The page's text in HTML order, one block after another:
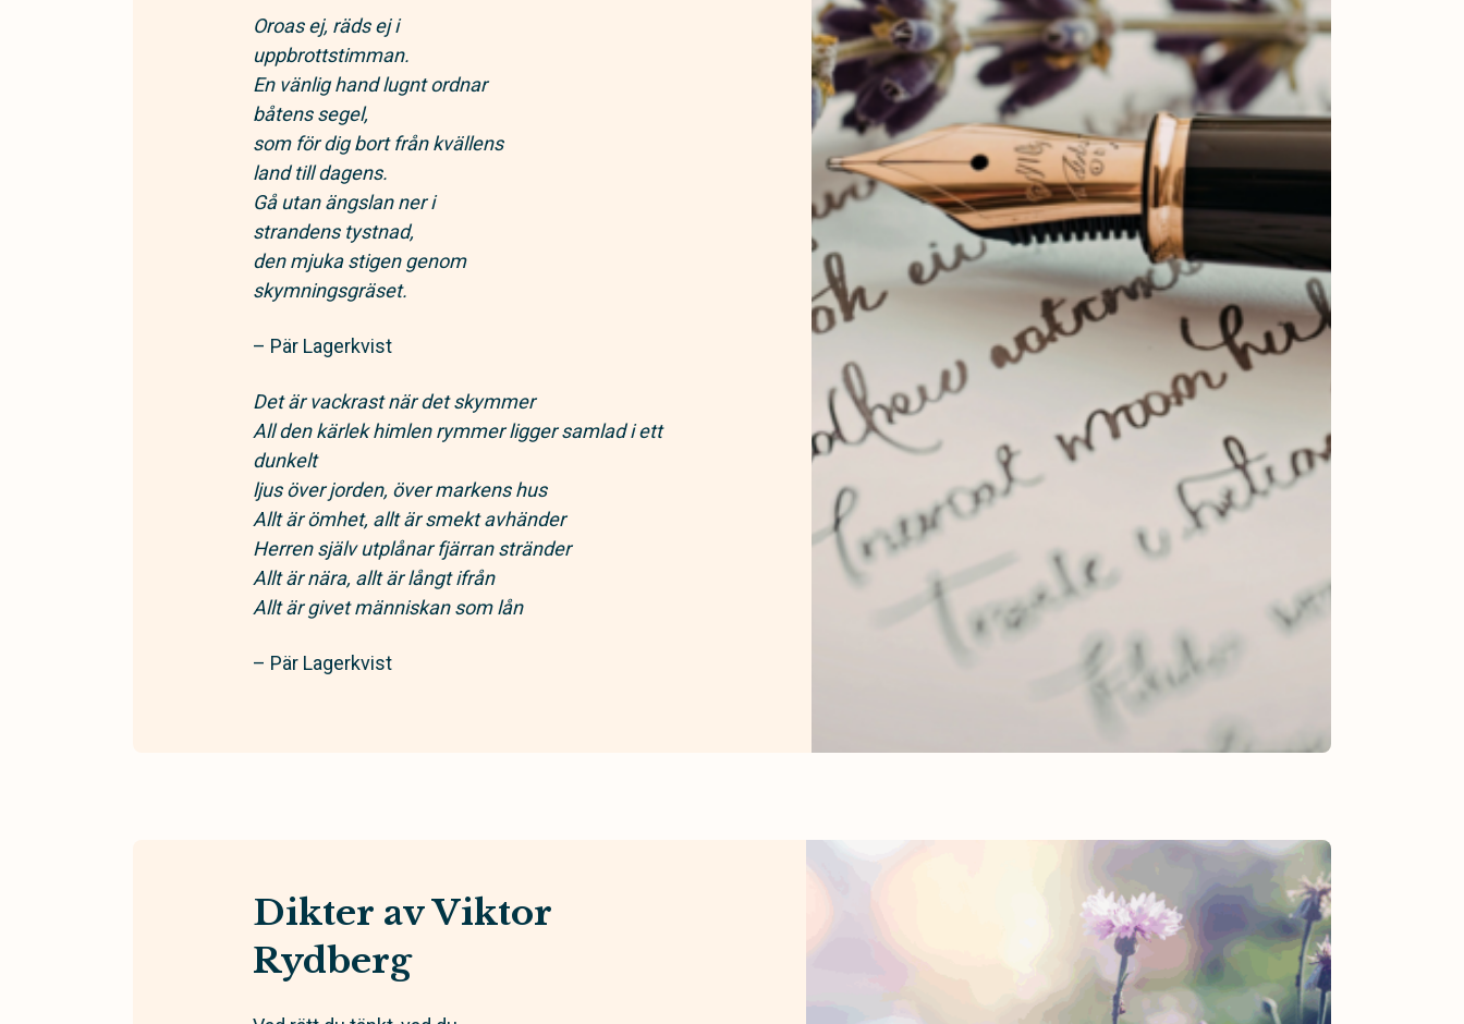
Oroas ej, räds ej i
uppbrottstimman.
En vänlig hand lugnt ordnar
båtens segel,
som för dig bort från kvällens
land till dagens.
Gå utan ängslan ner i
strandens tystnad,
den mjuka stigen genom
skymningsgräset.
– Pär Lagerkvist
Det är vackrast när det skymmer
All den kärlek himlen rymmer ligger samlad i ett
dunkelt
ljus över jorden, över markens hus
Allt är ömhet, allt är smekt avhänder
Herren själv utplånar fjärran stränder
Allt är nära, allt är långt ifrån
Allt är givet människan som lån
– Pär Lagerkvist
Dikter av Viktor
Rydberg